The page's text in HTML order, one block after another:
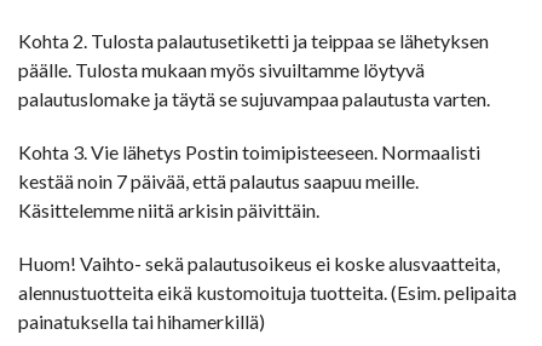
Kohta 2. Tulosta palautusetiketti ja teippaa se lähetyksen
päälle. Tulosta mukaan myös sivuiltamme löytyvä
palautuslomake ja täytä se sujuvampaa palautusta varten.
Kohta 3. Vie lähetys Postin toimipisteeseen. Normaalisti
kestää noin 7 päivää, että palautus saapuu meille.
Käsittelemme niitä arkisin päivittäin.
Huom! Vaihto- sekä palautusoikeus ei koske alusvaatteita,
alennustuotteita eikä kustomoituja tuotteita. (Esim. pelipaita
painatuksella tai hihamerkillä)